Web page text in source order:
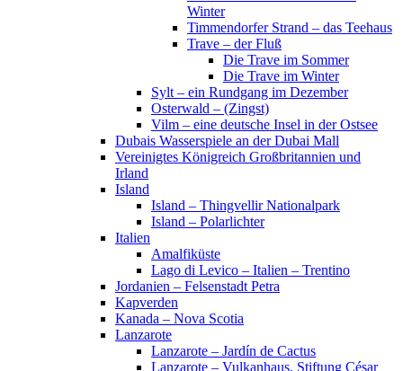
Winter
Timmendorfer Strand – das Teehaus
Trave – der Fluß
Die Trave im Sommer
Die Trave im Winter
Sylt – ein Rundgang im Dezember
Osterwald – (Zingst)
Vilm – eine deutsche Insel in der Ostsee
Dubais Wasserspiele an der Dubai Mall
Vereinigtes Königreich Großbritannien und
Irland
Island
Island – Thingvellir Nationalpark
Island – Polarlichter
Italien
Amalfiküste
Lago di Levico – Italien – Trentino
Jordanien – Felsenstadt Petra
Kapverden
Kanada – Nova Scotia
Lanzarote
Lanzarote – Jardín de Cactus
Lanzarote – Vulkanhaus. Stiftung César